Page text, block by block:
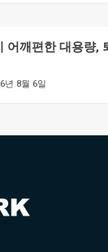
어깨편한 대용량,
년 8월 6일